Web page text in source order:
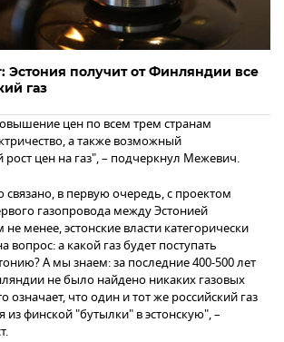
Эстония получит от Финляндии все
газ
цен по всем трем странам
а также возможный
цен на газ", – подчеркнул Межевич.
связано, в первую очередь, с проектом
газопровода между Эстонией
менее, эстонские власти категорически
вопрос: а какой газ будет поступать
А мы знаем: за последние 400-500 лет
не было найдено никаких газовых
означает, что один и тот же российский газ
из финской "бутылки" в эстонскую", –